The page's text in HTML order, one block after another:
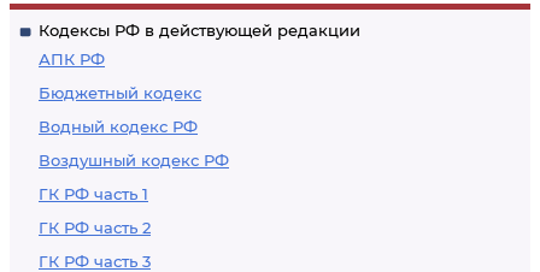
Кодексы РФ в действующей редакции
АПК РФ
Бюджетный кодекс
Водный кодекс РФ
Воздушный кодекс РФ
ГК РФ часть 1
ГК РФ часть 2
ГК РФ часть 3